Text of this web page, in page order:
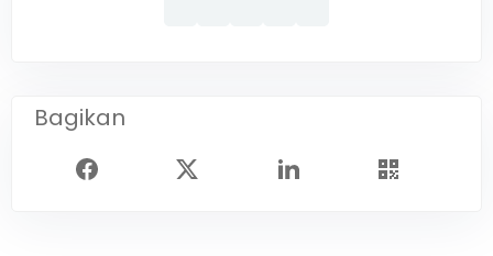
Bagikan